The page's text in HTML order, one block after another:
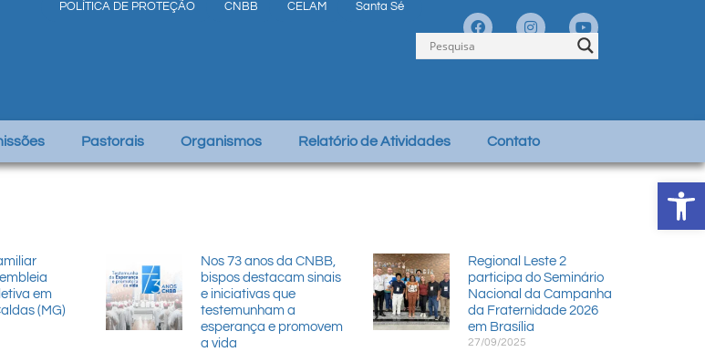
POLÍTICA DE PROTEÇÃO CNBB CELAM Santa Sé
Pastorais Organismos Relatório de Atividades Contato
em
(MG)
Nos 73 anos da CNBB,
bispos destacam sinais
e iniciativas que
testemunham a
esperança e promovem
a vida
Regional Leste 2
participa do Seminário
Nacional da Campanha
da Fraternidade 2026
em Brasília
27/09/2025
Abrir